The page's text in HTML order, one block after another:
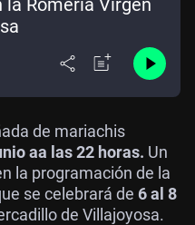
la Romería Virgen
de mariachis
aa las 22 horas. Un
la programación de la
se celebrará de 6 al 8
de Villajoyosa.